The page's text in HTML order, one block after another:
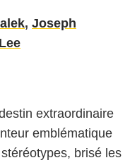
, Joseph
extraordinaire
emblématique
brisé les